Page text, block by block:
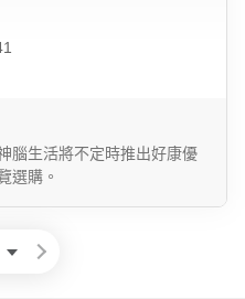
腦生活將不定時推出好康優
選購。